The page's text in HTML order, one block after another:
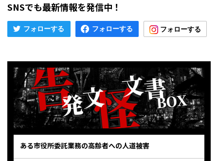
SNSでも最新情報を発信中！
ある市役所委託業務の高齢者への人道被害